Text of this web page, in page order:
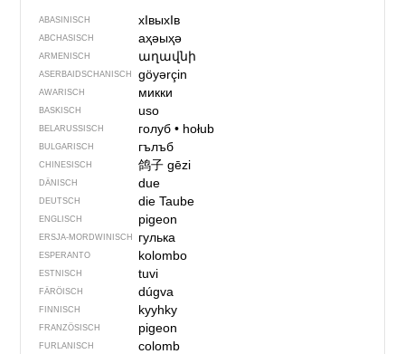
ABASINISCH хIвыхIв
ABCHASISCH аҳәыҳә
ARMENISCH աղավնի
ASERBAIDSCHANISCH göyərçin
AWARISCH микки
BASKISCH uso
BELARUSSISCH голуб• hołub
BULGARISCH гълъб
CHINESISCH 鸽子gēzi
DÄNISCH due
DEUTSCH die Taube
ENGLISCH pigeon
ERSJA-MORDWINISCH гулька
ESPERANTO kolombo
ESTNISCH tuvi
FÄRÖISCH dúgva
FINNISCH kyyhky
FRANZÖSISCH pigeon
FURLANISCH colomb